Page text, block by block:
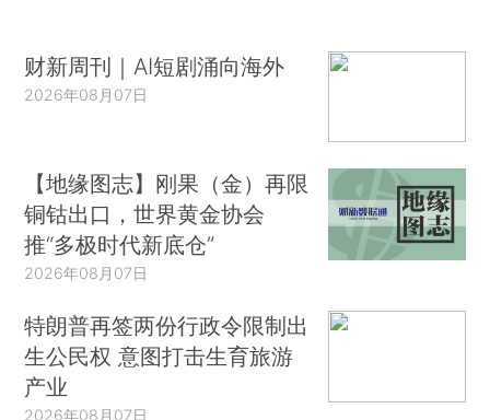
财新周刊｜AI短剧涌向海外
2026年08月07日
【地缘图志】刚果（金）再限
铜钴出口，世界黄金协会
推“多极时代新底仓”
2026年08月07日
特朗普再签两份行政令限制出
生公民权 意图打击生育旅游
产业
2026年08月07日